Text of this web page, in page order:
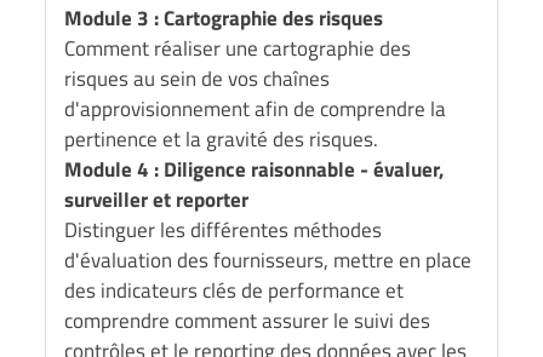
Module 3 : Cartographie des risques
Comment réaliser une cartographie des
risques au sein de vos chaînes
d'approvisionnement afin de comprendre la
pertinence et la gravité des risques.
Module 4 : Diligence raisonnable - évaluer,
surveiller et reporter
Distinguer les différentes méthodes
d'évaluation des fournisseurs, mettre en place
des indicateurs clés de performance et
comprendre comment assurer le suivi des